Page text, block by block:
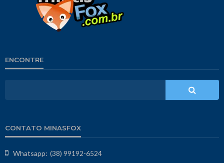
ENCONTRE
CONTATO MINASFOX
Whatsapp: (38) 99192-6524